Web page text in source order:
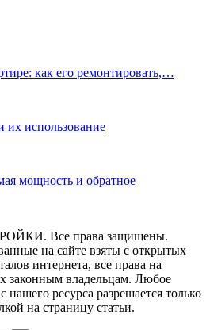
как его ремонтировать,…
использование
мощность и обратное
Все права защищены.
на сайте взяты с открытых
интернета, все права на
законным владельцам. Любое
нашего ресурса разрешается только
на страницу статьи.